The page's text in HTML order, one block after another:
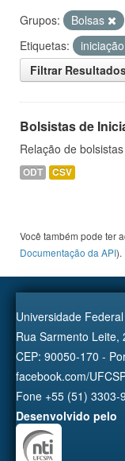
Grupos: Bolsas
Etiquetas:
Filtrar
Bolsistas de
Relação de
ODT CSV
Você também pode ter
Documentação da API).
Universidade
Rua Sarmento Leite,
CEP: 90050-170 -
facebook.com/
Fone +55 (51) 3303-
Desenvolvido pelo